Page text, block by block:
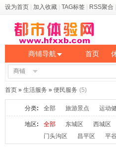
设为首页 加入收藏 TAG标签 RSS聚合
商铺导航 首页
商铺
首页 » 生活服务 » 便民服务 (5)
分类: 全部 旅游景点 运动
地区: 全部 东城区 西城区
门头沟区
昌平区 平